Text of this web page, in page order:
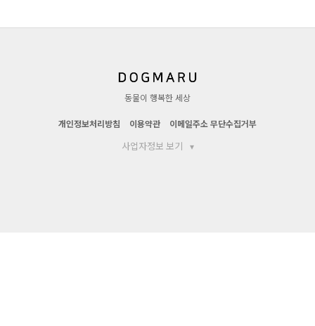
동물이 행복한 세상
개인정보처리방침 이용약관 이메일주소 무단수집거부
사업자정보 보기 ▾